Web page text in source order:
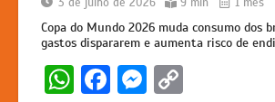
Copa do Mundo 2026 muda consumo dos
gastos dispararem e aumenta risco de
W F
M